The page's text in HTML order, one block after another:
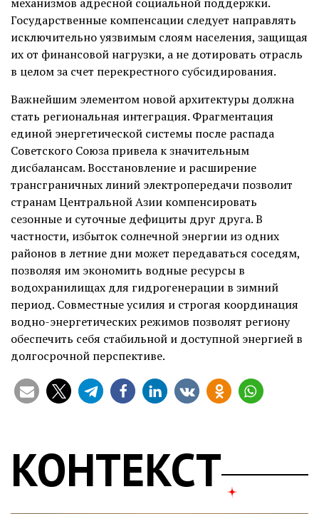
Государственные компенсации следует направлять
исключительно уязвимым слоям населения, защищая
их от финансовой нагрузки, а не дотировать отрасль
в целом за счет перекрестного субсидирования.
Важнейшим элементом новой архитектуры должна
стать региональная интеграция. Фрагментация
единой энергетической системы после распада
Советского Союза привела к значительным
дисбалансам. Восстановление и расширение
трансграничных линий электропередачи позволит
странам Центральной Азии компенсировать
сезонные и суточные дефициты друг друга. В
частности, избыток солнечной энергии из одних
районов в летние дни может передаваться соседям,
позволяя им экономить водные ресурсы в
водохранилищах для гидрогенерации в зимний
период. Совместные усилия и строгая координация
водно-энергетических режимов позволят региону
обеспечить себя стабильной и доступной энергией в
долгосрочной перспективе.
КОНТЕКСТ